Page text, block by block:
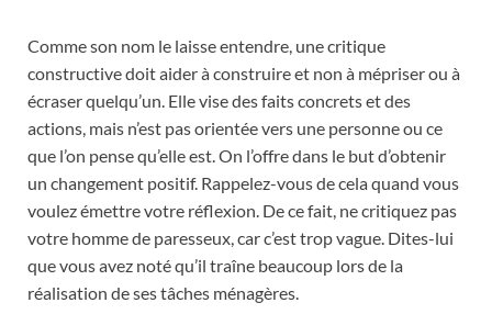
Comme son nom le laisse entendre, une critique
constructive doit aider à construire et non à mépriser ou à
écraser quelqu’un. Elle vise des faits concrets et des
actions, mais n’est pas orientée vers une personne ou ce
que l’on pense qu’elle est. On l’offre dans le but d’obtenir
un changement positif. Rappelez-vous de cela quand vous
voulez émettre votre réflexion. De ce fait, ne critiquez pas
votre homme de paresseux, car c’est trop vague. Dites-lui
que vous avez noté qu’il traîne beaucoup lors de la
réalisation de ses tâches ménagères.